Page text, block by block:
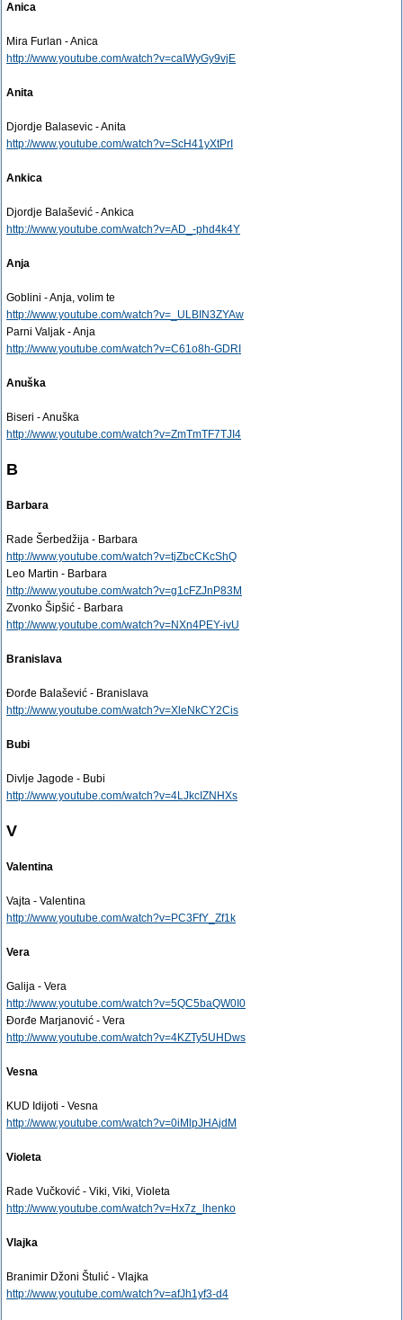
Anica
Mira Furlan - Anica
http://www.youtube.com/watch?v=caIWyGy9vjE
Anita
Djordje Balasevic - Anita
http://www.youtube.com/watch?v=ScH41yXtPrI
Ankica
Djordje Balašević - Ankica
http://www.youtube.com/watch?v=AD_-phd4k4Y
Anja
Goblini - Anja, volim te
http://www.youtube.com/watch?v=_ULBIN3ZYAw
Parni Valjak - Anja
http://www.youtube.com/watch?v=C61o8h-GDRI
Anuška
Biseri - Anuška
http://www.youtube.com/watch?v=ZmTmTF7TJI4
B
Barbara
Rade Šerbedžija - Barbara
http://www.youtube.com/watch?v=tjZbcCKcShQ
Leo Martin - Barbara
http://www.youtube.com/watch?v=g1cFZJnP83M
Zvonko Šipšić - Barbara
http://www.youtube.com/watch?v=NXn4PEY-ivU
Branislava
Đorđe Balašević - Branislava
http://www.youtube.com/watch?v=XleNkCY2Cis
Bubi
Divlje Jagode - Bubi
http://www.youtube.com/watch?v=4LJkcIZNHXs
V
Valentina
Vajta - Valentina
http://www.youtube.com/watch?v=PC3FfY_Zf1k
Vera
Galija - Vera
http://www.youtube.com/watch?v=5QC5baQW0I0
Đorđe Marjanović - Vera
http://www.youtube.com/watch?v=4KZTy5UHDws
Vesna
KUD Idijoti - Vesna
http://www.youtube.com/watch?v=0iMlpJHAjdM
Violeta
Rade Vučković - Viki, Viki, Violeta
http://www.youtube.com/watch?v=Hx7z_lhenko
Vlajka
Branimir Džoni Štulić - Vlajka
http://www.youtube.com/watch?v=afJh1yf3-d4